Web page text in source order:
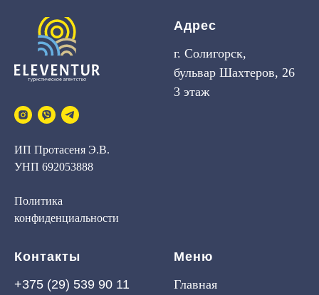
ИП Протасеня Э.В.
УНП 692053888
Политика
конфиденциальности
Адрес
г. Солигорск,
бульвар Шахтеров, 26
3 этаж
Контакты
+375 (29) 539 90 11
Меню
Главная